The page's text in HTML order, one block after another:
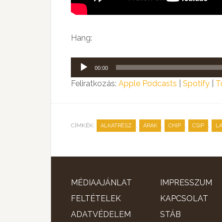
Hang:
Audió
lejátszó
00:00
Feliratkozás: Apple Podcasts Spotify
CÍMKÉK: ALKATRÉSZ , ÁRAK , CHIP , CSIP ,
MÉDIAAJÁNLAT
FELTÉTELEK
ADATVÉDELEM
IMPRESSZUM
KAPCSOLAT
STÁB